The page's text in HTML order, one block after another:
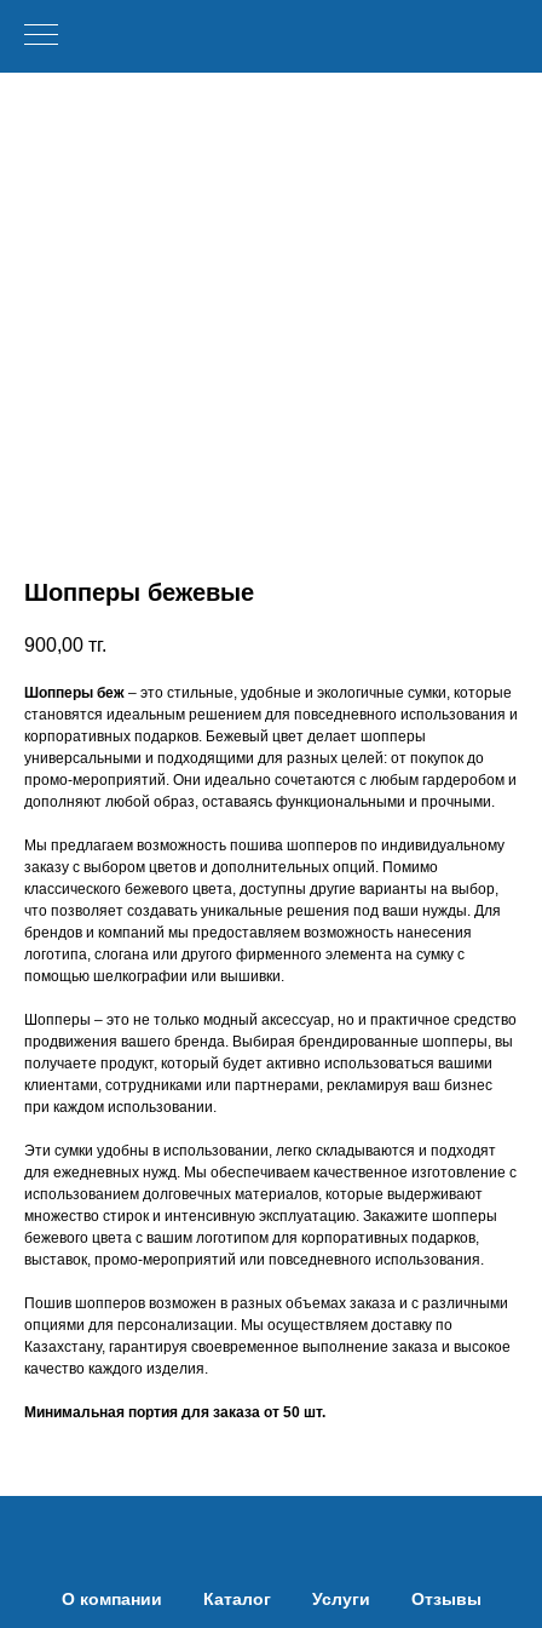
Шопперы бежевые
900,00 тг.
Шопперы беж – это стильные, удобные и экологичные сумки, которые
становятся идеальным решением для повседневного использования и
корпоративных подарков. Бежевый цвет делает шопперы
универсальными и подходящими для разных целей: от покупок до
промо-мероприятий. Они идеально сочетаются с любым гардеробом и
дополняют любой образ, оставаясь функциональными и прочными.
Мы предлагаем возможность пошива шопперов по индивидуальному
заказу с выбором цветов и дополнительных опций. Помимо
классического бежевого цвета, доступны другие варианты на выбор,
что позволяет создавать уникальные решения под ваши нужды. Для
брендов и компаний мы предоставляем возможность нанесения
логотипа, слогана или другого фирменного элемента на сумку с
помощью шелкографии или вышивки.
Шопперы – это не только модный аксессуар, но и практичное средство
продвижения вашего бренда. Выбирая брендированные шопперы, вы
получаете продукт, который будет активно использоваться вашими
клиентами, сотрудниками или партнерами, рекламируя ваш бизнес
при каждом использовании.
Эти сумки удобны в использовании, легко складываются и подходят
для ежедневных нужд. Мы обеспечиваем качественное изготовление с
использованием долговечных материалов, которые выдерживают
множество стирок и интенсивную эксплуатацию. Закажите шопперы
бежевого цвета с вашим логотипом для корпоративных подарков,
выставок, промо-мероприятий или повседневного использования.
Пошив шопперов возможен в разных объемах заказа и с различными
опциями для персонализации. Мы осуществляем доставку по
Казахстану, гарантируя своевременное выполнение заказа и высокое
качество каждого изделия.
Минимальная портия для заказа от 50 шт.
О компании Каталог Услуги Отзывы